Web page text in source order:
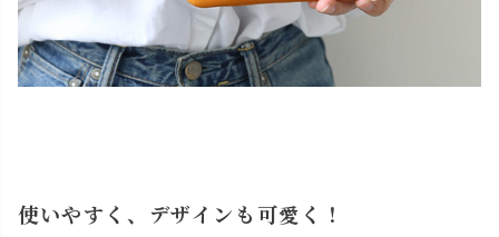
使いやすく、デザインも可愛く！